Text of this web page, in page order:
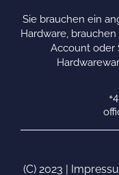
Sie brauchen ein
Hardware,
Account oder
(C) 2023 |